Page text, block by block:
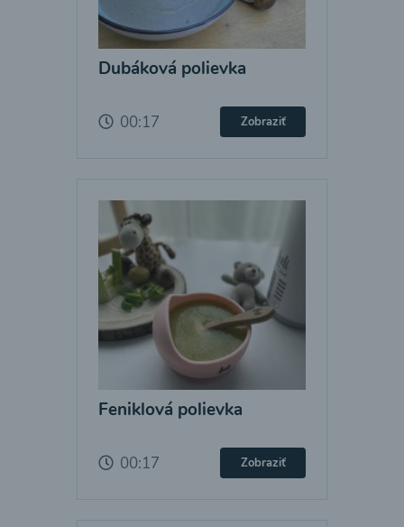
Dubáková polievka
00:17 Zobraziť
Feniklová polievka
00:17 Zobraziť